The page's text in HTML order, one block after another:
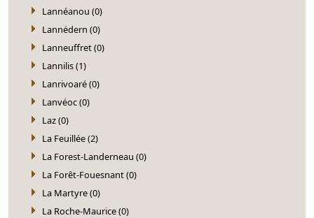
Lannéanou (0)
Lannédern (0)
Lanneuffret (0)
Lannilis (1)
Lanrivoaré (0)
Lanvéoc (0)
Laz (0)
La Feuillée (2)
La Forest-Landerneau (0)
La Forêt-Fouesnant (0)
La Martyre (0)
La Roche-Maurice (0)